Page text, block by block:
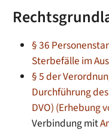
§ 36
Sterbefälle im
§ 5 der
Durchführung
DVO) (Erhebung
Verbindung mit